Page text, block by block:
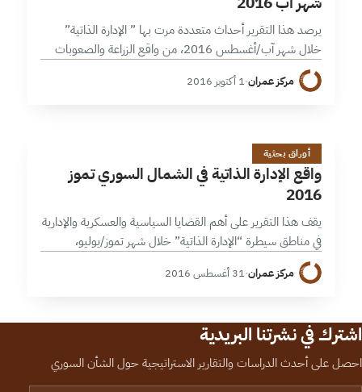
يرصد هذا التقرير أحداث متعددة مرت بها ” الإدارة الذاتية”
خلال شهر آب/أغسطس 2016، من واقع الزراعة والصعوبات
التي تواجهه في بعض المناطق، والمجال الصحي بمعاناته نتيجة
الحرب، ويذكر بالأرقام…
مركز عمران·1 أكتوبر 2016
و
21 دقائق
أوراق بحثية
واقع الإدارة الذاتية في الشمال السوري تموز
2016
يقف هذا التقرير على أهم القضايا السياسية والعسكرية والإدارية
في مناطق سيطرة “الإدارة الذاتية” خلال شهر تموز/يوليو،
فيستعرض جملة التغيرات الحاصلة في السياسة الإقليمية والتي
أثرت على “التموضع السياسي” للإدارة.…
مركز عمران·31 أغسطس 2016
اشترك في نشرتنا البريدية
احصل على أحدث الدراسات والتقارير الاستراتيجية حول الشأن السوري